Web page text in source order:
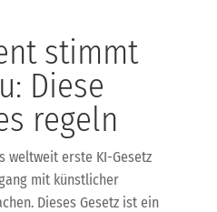
stimmt
Diese
regeln
weltweit erste KI-Gesetz
mit künstlicher
Dieses Gesetz ist ein